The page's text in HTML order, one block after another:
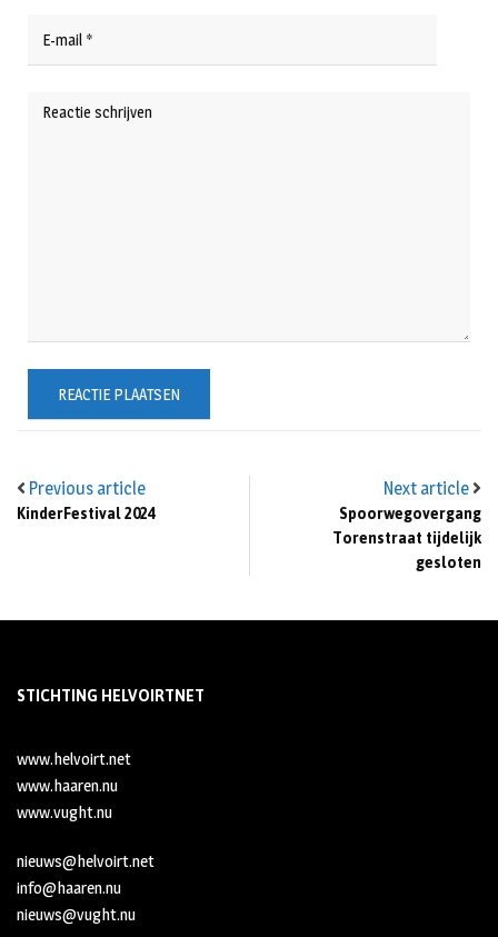
Previous article
KinderFestival 2024
Next article
Spoorwegovergang
Torenstraat tijdelijk
gesloten
STICHTING HELVOIRTNET
www.helvoirt.net
www.haaren.nu
www.vught.nu
nieuws@helvoirt.net
info@haaren.nu
nieuws@vught.nu